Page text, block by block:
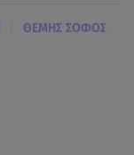
ΘΕΜΗΣ ΣΟΦΟΣ